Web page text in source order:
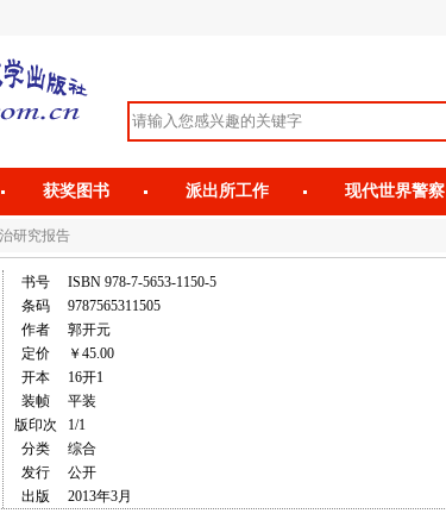
获奖图书 派出所工作 现代世界警察
研究报告
书号
ISBN 978-7-5653-1150-5
条码
9787565311505
作者
郭开元
定价
￥45.00
开本
16开1
装帧
平装
版印次
1/1
分类
综合
发行
公开
出版
2013年3月